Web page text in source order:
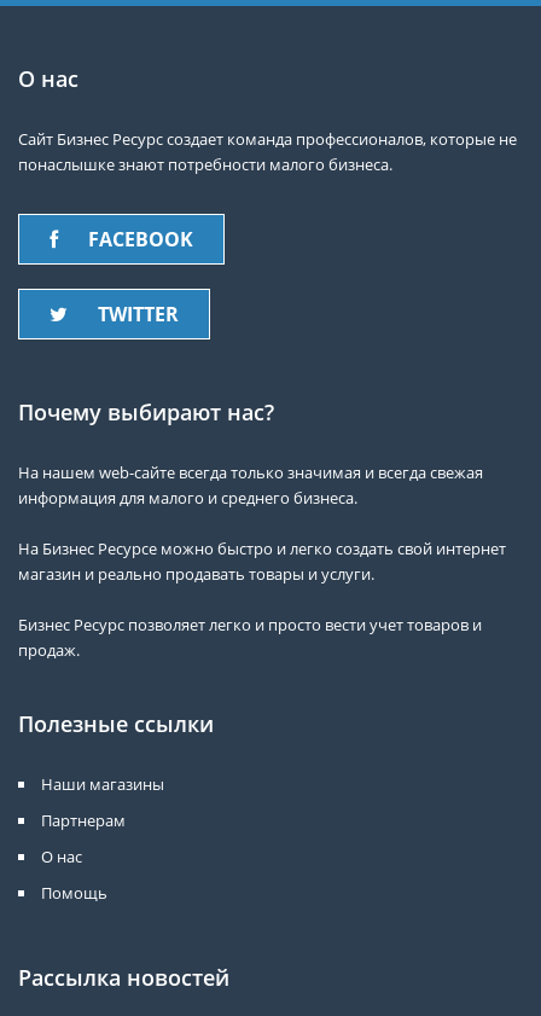
О нас
Сайт Бизнес Ресурс создает команда профессионалов, которые не
понаслышке знают потребности малого бизнеса.
FACEBOOK
TWITTER
Почему выбирают нас?
На нашем web-сайте всегда только значимая и всегда свежая
информация для малого и среднего бизнеса.
На Бизнес Ресурсе можно быстро и легко создать свой интернет
магазин и реально продавать товары и услуги.
Бизнес Ресурс позволяет легко и просто вести учет товаров и
продаж.
Полезные ссылки
Наши магазины
Партнерам
О нас
Помощь
Рассылка новостей